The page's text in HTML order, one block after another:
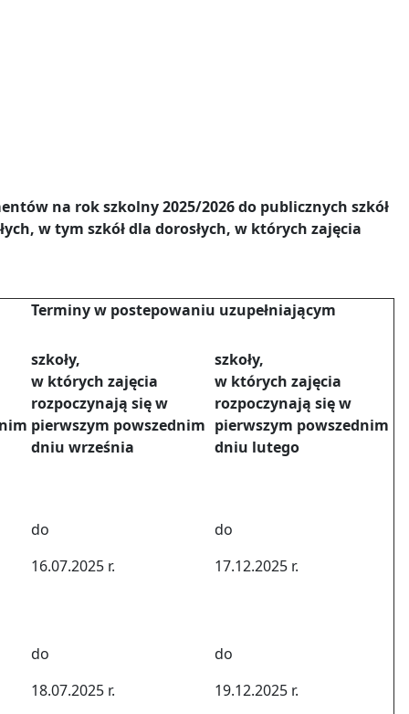
na rok szkolny 2025/2026 do publicznych szkół
w tym szkół dla dorosłych, w których zajęcia
Terminy w postepowaniu uzupełniającym
szkoły,
w których zajęcia
rozpoczynają się w
pierwszym powszednim
dniu września
szkoły,
w których zajęcia
rozpoczynają się w
pierwszym powszednim
dniu lutego
do
16.07.2025 r.
do
17.12.2025 r.
do
18.07.2025 r.
do
19.12.2025 r.